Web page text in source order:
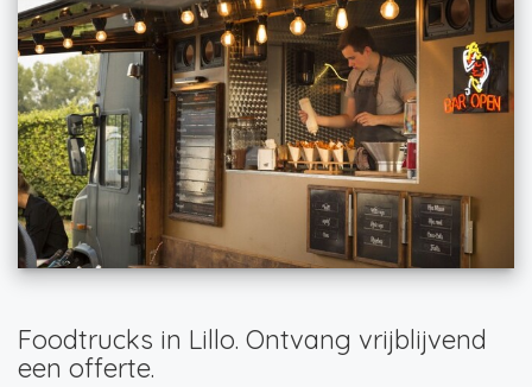
Foodtrucks in Lillo. Ontvang vrijblijvend
een offerte.